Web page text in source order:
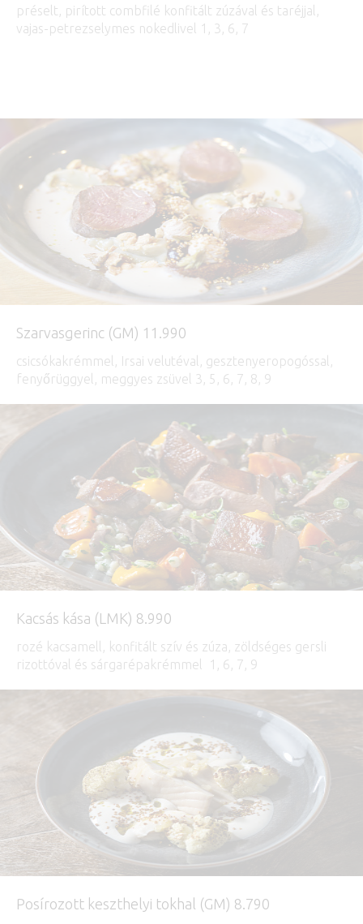
préselt, pirított combfilé konfitált zúzával és taréjjal,
vajas-petrezselymes nokedlivel 1, 3, 6, 7
Szarvasgerinc (GM) 11.990
csicsókakrémmel, Irsai velutéval, gesztenyeropogóssal,
fenyőrüggyel, meggyes zsüvel 3, 5, 6, 7, 8, 9
Kacsás kása (LMK) 8.990
rozé kacsamell, konfitált szív és zúza, zöldséges gersli
rizottóval és sárgarépakrémmel 1, 6, 7, 9
Posírozott keszthelyi tokhal (GM) 8.790